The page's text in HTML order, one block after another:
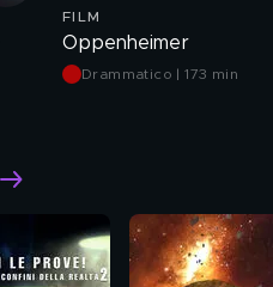
FILM
Oppenheimer
Drammatico | 173 min